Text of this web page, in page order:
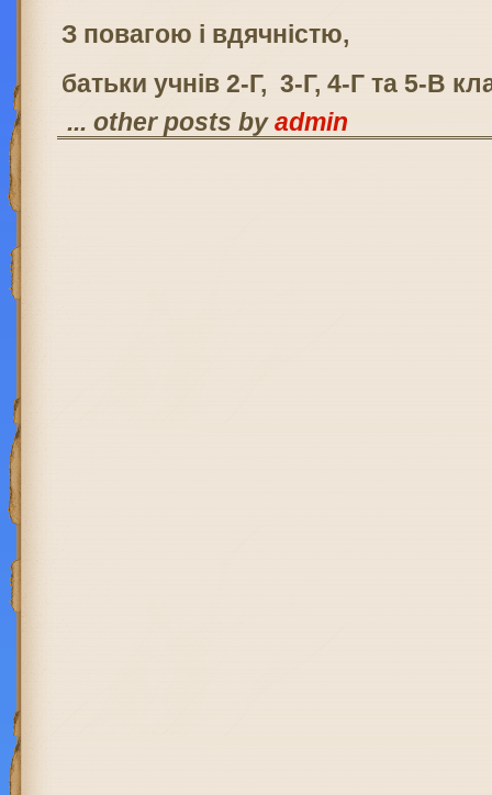
З повагою і вдячністю,
батьки учнів 2-Г, 3-Г, 4-Г та 5-В
... other posts byadmin